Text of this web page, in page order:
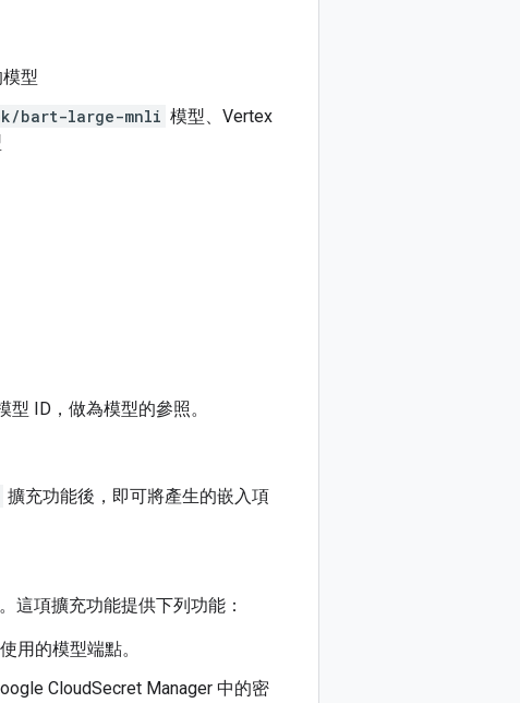
型
bart-large-mnli 模型、Vertex
ID，做為模型的參照。
擴充功能後，即可將產生的嵌入項
這項擴充功能提供下列功能：
用的模型端點。
CloudSecret Manager 中的密